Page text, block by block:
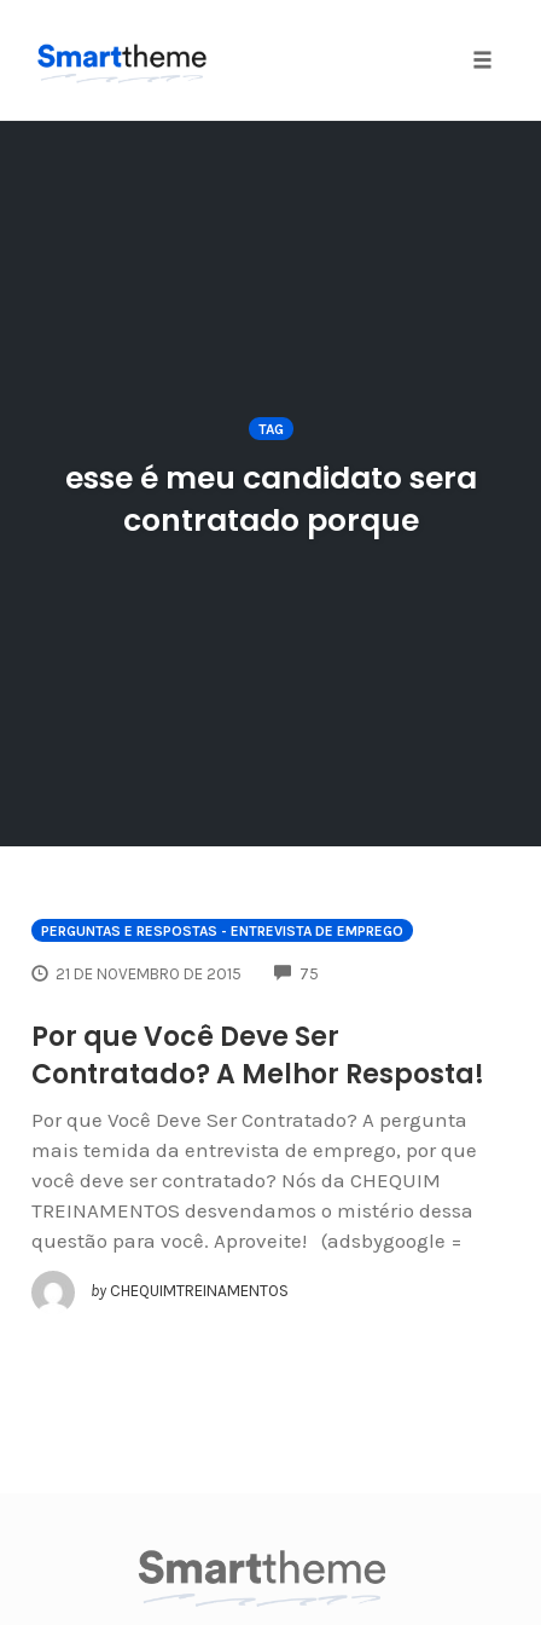
TAG
esse é meu candidato sera
contratado porque
PERGUNTAS E RESPOSTAS - ENTREVISTA DE EMPREGO
21 DE NOVEMBRO DE 2015 75
Por que Você Deve Ser
Contratado? A Melhor Resposta!
Por que Você Deve Ser Contratado? A pergunta
mais temida da entrevista de emprego, por que
você deve ser contratado? Nós da CHEQUIM
TREINAMENTOS desvendamos o mistério dessa
questão para você. Aproveite! (adsbygoogle =
by CHEQUIMTREINAMENTOS